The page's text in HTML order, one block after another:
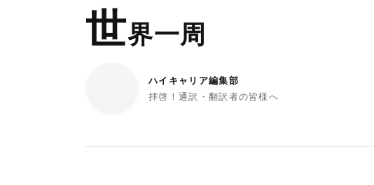
世界一周
ハイキャリア編集部
拝啓！通訳・翻訳者の皆様へ